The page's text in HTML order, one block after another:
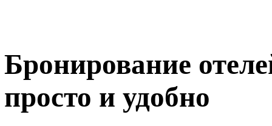
Бронирование
просто и удобно